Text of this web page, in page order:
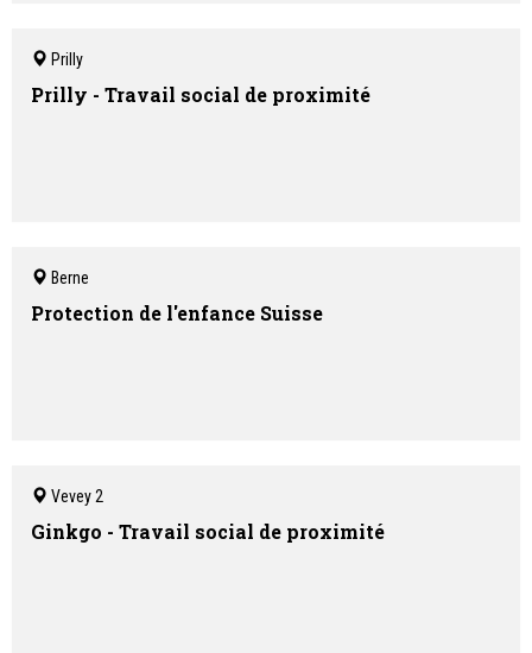
Prilly
Prilly - Travail social de proximité
Berne
Protection de l'enfance Suisse
Vevey 2
Ginkgo - Travail social de proximité